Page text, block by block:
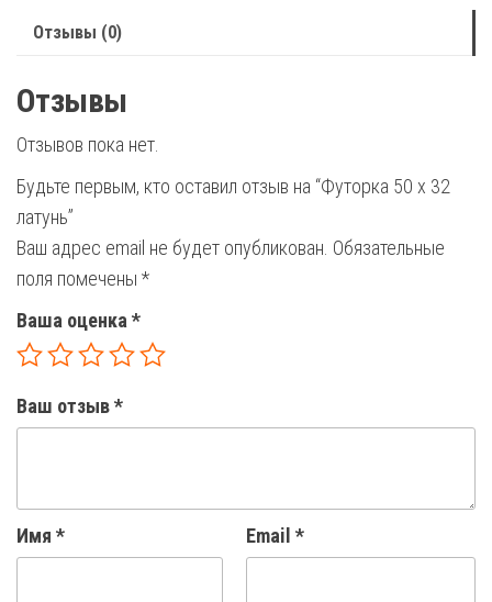
Отзывы (0)
Отзывы
Отзывов пока нет.
Будьте первым, кто оставил отзыв на “Футорка 50 х 32
латунь”
Ваш адрес email не будет опубликован. Обязательные
поля помечены *
Ваша оценка *
Ваш отзыв*
Имя * Email *